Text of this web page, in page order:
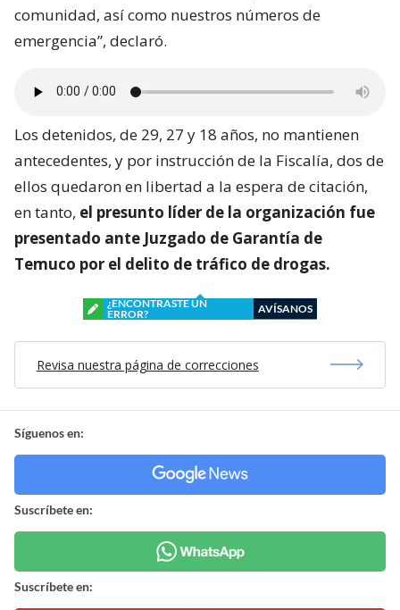
comunidad, así como nuestros números de
emergencia”, declaró.
Los detenidos, de 29, 27 y 18 años, no mantienen
antecedentes, y por instrucción de la Fiscalía, dos de
ellos quedaron en libertad a la espera de citación,
en tanto, el presunto líder de la organización fue
presentado ante Juzgado de Garantía de
Temuco por el delito de tráfico de drogas.
¿ENCONTRASTE UN
ERROR?
AVÍSANOS
Revisa nuestra página de correcciones
Síguenos en:
Suscríbete en:
Suscríbete en: